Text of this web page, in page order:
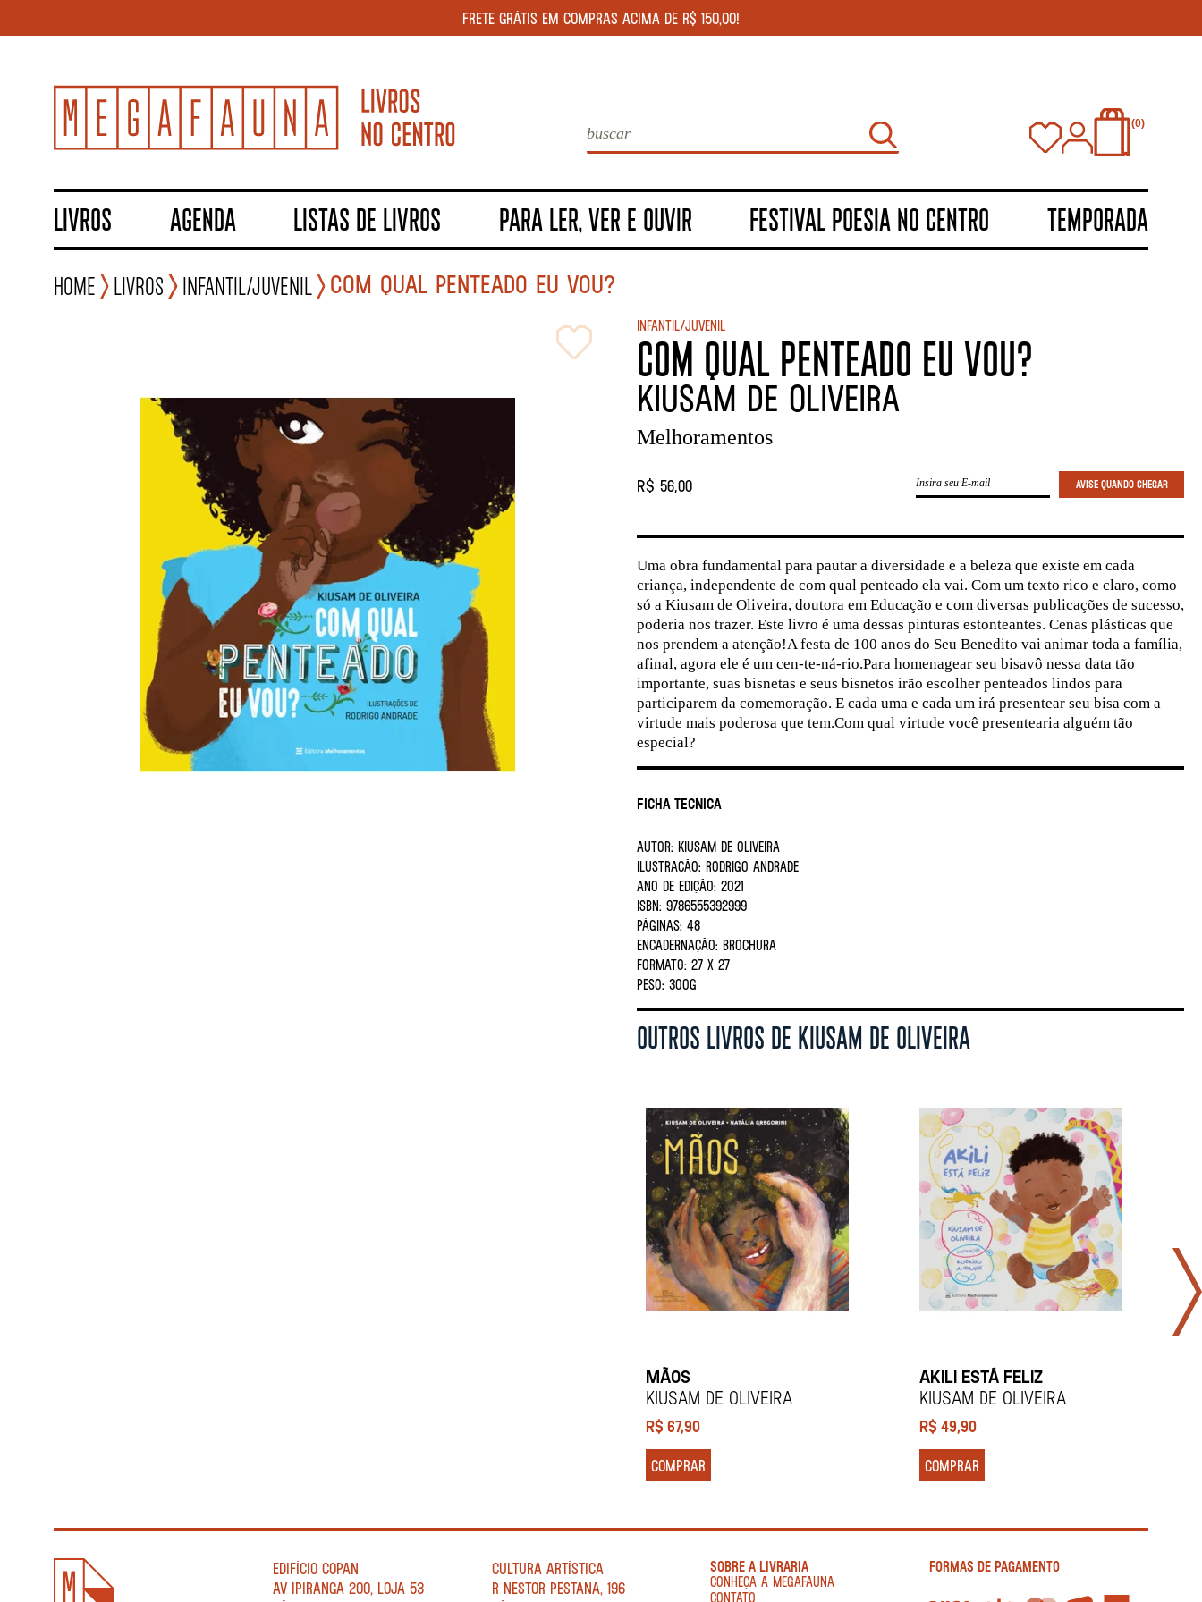
FRETE GRÁTIS EM COMPRAS ACIMA DE R$ 150,00!
0
LIVROS AGENDA LISTAS DE LIVROS PARA LER, VER E OUVIR FESTIVAL POESIA NO CENTRO TEMPORADA
Home Livros Infantil/Juvenil COM QUAL PENTEADO EU VOU?
Infantil/Juvenil
COM QUAL PENTEADO EU VOU?
KIUSAM DE OLIVEIRA
Melhoramentos
R$ 56,00
Ficha Técnica
AUTOR: KIUSAM DE OLIVEIRA
ILUSTRAÇÃO: RODRIGO ANDRADE
ANO DE EDIÇÃO: 2021
ISBN: 9786555392999
PÁGINAS: 48
ENCADERNAÇÃO: BROCHURA
FORMATO: 27 X 27
PESO: 300G
Uma obra fundamental para pautar a diversidade e a beleza que existe em cada
criança, independente de com qual penteado ela vai. Com um texto rico e claro, como
só a Kiusam de Oliveira, doutora em Educação e com diversas publicações de sucesso,
poderia nos trazer. Este livro é uma dessas pinturas estonteantes. Cenas plásticas que
nos prendem a atenção!A festa de 100 anos do Seu Benedito vai animar toda a família,
afinal, agora ele é um cen-te-ná-rio.Para homenagear seu bisavô nessa data tão
importante, suas bisnetas e seus bisnetos irão escolher penteados lindos para
participarem da comemoração. E cada uma e cada um irá presentear seu bisa com a
virtude mais poderosa que tem.Com qual virtude você presentearia alguém tão
especial?
OUTROS LIVROS DE KIUSAM DE OLIVEIRA
MÃOS
KIUSAM DE OLIVEIRA
R$67,90
COMPRAR
AKILI ESTÁ FELIZ
KIUSAM DE OLIVEIRA
R$49,90
COMPRAR
EDIFÍCIO COPAN
AV IPIRANGA 200, LOJA 53
CULTURA ARTÍSTICA
R NESTOR PESTANA, 196
SOBRE A LIVRARIA
CONHEÇA A MEGAFAUNA
CONTATO
FORMAS DE PAGAMENTO